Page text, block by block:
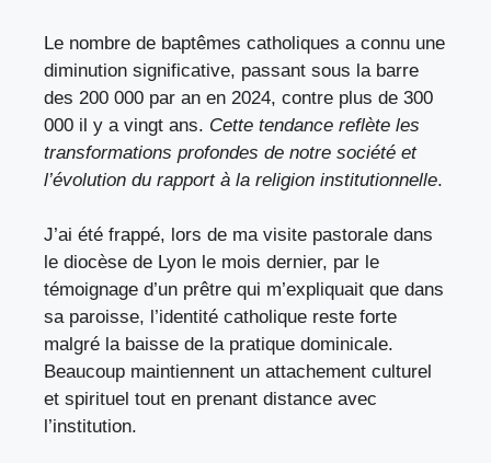
Le nombre de baptêmes catholiques a connu une
diminution significative, passant sous la barre
des 200 000 par an en 2024, contre plus de 300
000 il y a vingt ans. Cette tendance reflète les
transformations profondes de notre société et
l’évolution du rapport à la religion institutionnelle.
J’ai été frappé, lors de ma visite pastorale dans
le diocèse de Lyon le mois dernier, par le
témoignage d’un prêtre qui m’expliquait que dans
sa paroisse, l’identité catholique reste forte
malgré la baisse de la pratique dominicale.
Beaucoup maintiennent un attachement culturel
et spirituel tout en prenant distance avec
l’institution.